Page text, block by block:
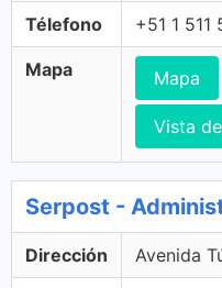
Télefono +51 1 511
Mapa Mapa
Vista
Serpost -
Dirección Avenida